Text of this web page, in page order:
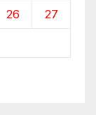
26 27